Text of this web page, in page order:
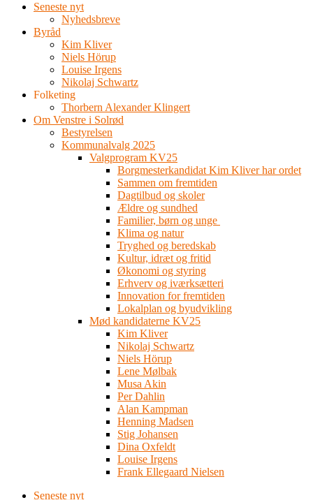
Seneste nyt
Nyhedsbreve
Byråd
Kim Kliver
Niels Hörup
Louise Irgens
Nikolaj Schwartz
Folketing
Thorbern Alexander Klingert
Om Venstre i Solrød
Bestyrelsen
Kommunalvalg 2025
Valgprogram KV25
Borgmesterkandidat Kim Kliver har ordet
Sammen om fremtiden
Dagtilbud og skoler
Ældre og sundhed
Familier, børn og unge
Klima og natur
Tryghed og beredskab
Kultur, idræt og fritid
Økonomi og styring
Erhverv og iværksætteri
Innovation for fremtiden
Lokalplan og byudvikling
Mød kandidaterne KV25
Kim Kliver
Nikolaj Schwartz
Niels Hörup
Lene Mølbak
Musa Akin
Per Dahlin
Alan Kampman
Henning Madsen
Stig Johansen
Dina Oxfeldt
Louise Irgens
Frank Ellegaard Nielsen
Seneste nyt